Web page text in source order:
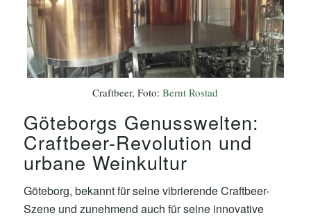
Craftbeer, Foto:Bernt Rostad
Göteborgs Genusswelten:
Craftbeer-Revolution und
urbane Weinkultur
Göteborg, bekannt für seine vibrierende Craftbeer-
Szene und zunehmend auch für seine innovative